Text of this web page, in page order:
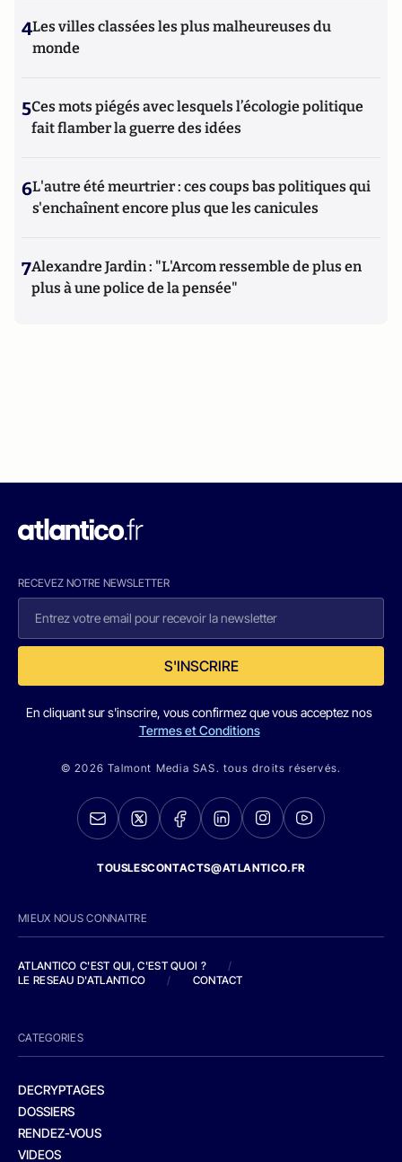
4Les villes classées les plus malheureuses du
monde
5Ces mots piégés avec lesquels l’écologie politique
fait flamber la guerre des idées
6L'autre été meurtrier : ces coups bas politiques qui
s'enchaînent encore plus que les canicules
7Alexandre Jardin : "L'Arcom ressemble de plus en
plus à une police de la pensée"
RECEVEZ NOTRE NEWSLETTER
S'INSCRIRE
En cliquant sur s'inscrire, vous confirmez que vous acceptez nos
Termes et Conditions
© 2026 Talmont Media SAS. tous droits réservés.
TOUSLESCONTACTS@ATLANTICO.FR
MIEUX NOUS CONNAITRE
ATLANTICO C'EST QUI, C'EST QUOI ?
/
LE RESEAU D'ATLANTICO
/ CONTACT
CATEGORIES
DECRYPTAGES
DOSSIERS
RENDEZ-VOUS
VIDEOS